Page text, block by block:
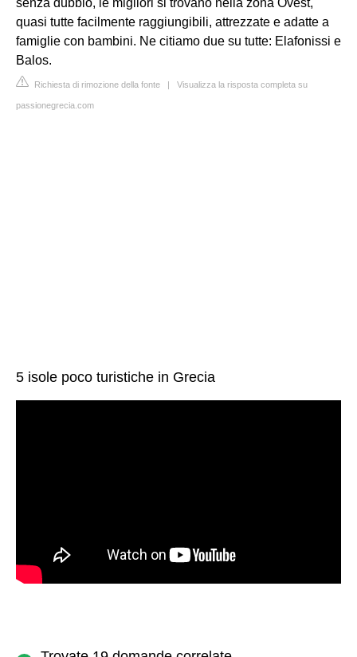
senza dubbio, le migliori si trovano nella zona Ovest,
quasi tutte facilmente raggiungibili, attrezzate e adatte a
famiglie con bambini. Ne citiamo due su tutte: Elafonissi e
Balos.
Richiesta di rimozione della fonte | Visualizza la risposta completa su
passionegrecia.com
5 isole poco turistiche in Grecia